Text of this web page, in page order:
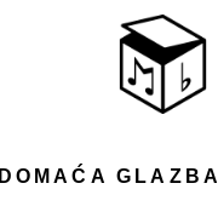
DOMAĆA GLAZBA